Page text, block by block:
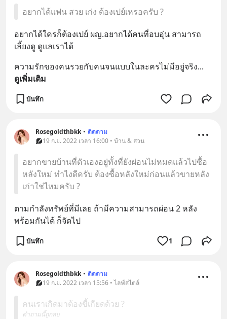
อยากได้แฟน สวย เก่ง ต้องเปย์เหรอครับ ?
อยากได้ใครก็ต้องเปย์ ผญ.อยากได้คนที่อบอุ่น สามารถ
เลี้ยงดู ดูแลเราได้
ความรักของคนรวยกับคนจนแบบในละครไม่มีอยู่จริง...
ดูเพิ่มเติม
บันทึก
Rosegoldthbkk • ติดตาม
19 ก.ย. 2022 เวลา 16:00 • บ้าน & สวน
อยากขายบ้านที่ตัวเองอยู่ทั้งที่ยังผ่อนไม่หมดแล้วไปซื้อ
หลังใหม่ ทำไงดีครับ ต้องซื้อหลังใหม่ก่อนแล้วขายหลัง
เก่าใช่ไหมครับ ?
ตามกำลังทรัพย์ที่มีเลย ถ้ามีความสามารถผ่อน 2 หลัง
พร้อมกันได้ ก็จัดไป
บันทึก 1
Rosegoldthbkk • ติดตาม
19 ก.ย. 2022 เวลา 15:56 • ไลฟ์สไตล์
คนเราเกิดมาต้องขี้เกียดด้วย ?
คำถามนี้ถูกลบ